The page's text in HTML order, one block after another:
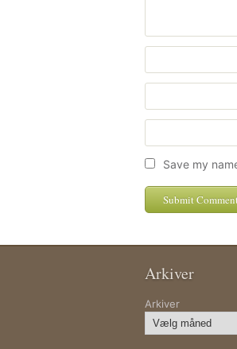
Save my
Arkiver
Arkiver